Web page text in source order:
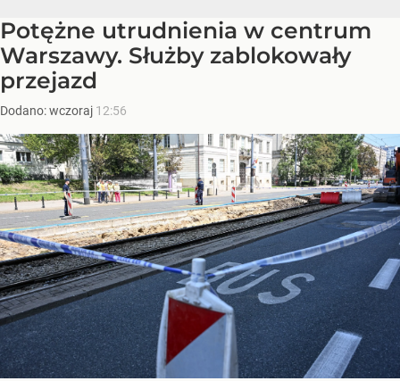
Potężne utrudnienia w centrum
Warszawy. Służby zablokowały
przejazd
Dodano:wczoraj 12:56